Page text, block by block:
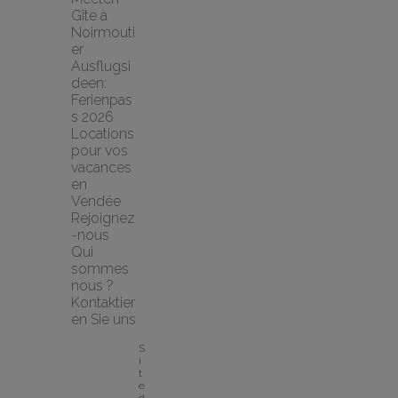
Gîte à
Noirmouti
er
Ausflugsi
deen:
Ferienpas
s 2026
Locations
pour vos
vacances
en
Vendée
Rejoignez
-nous
Qui
sommes
nous ?
Kontaktier
en Sie uns
S
i
t
e